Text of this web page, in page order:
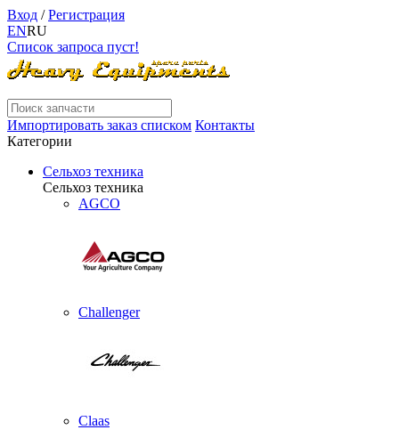
Вход /Регистрация
ENRU
Список запроса пуст!
Импортировать заказ списком Контакты
Категории
Сельхоз техника
Сельхоз техника
AGCO
Challenger
Claas